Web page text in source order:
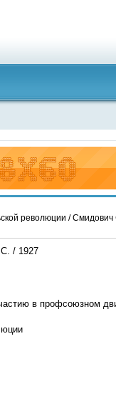
революции / Смидович
/ 1927
в профсоюзном